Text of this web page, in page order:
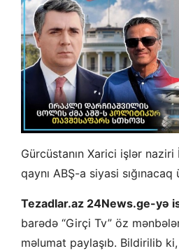
Gürcüstanın Xarici işlər
qaynı ABŞ-a siyasi
Tezadlar.az 24News.ge-yə
barədə “Girçi Tv” öz
məlumat paylaşıb. Bildirilib